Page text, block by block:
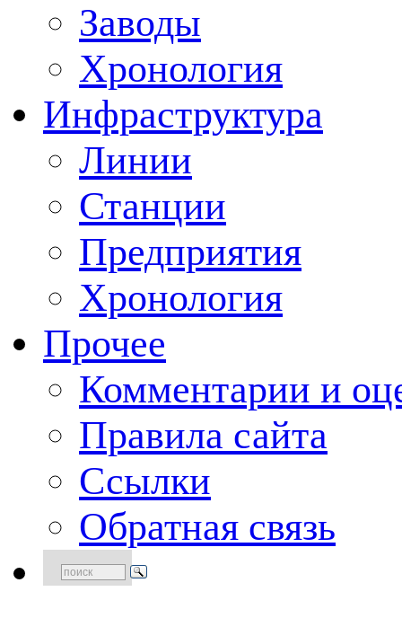
Заводы
Хронология
Инфраструктура
Линии
Станции
Предприятия
Хронология
Прочее
Комментарии и
Правила сайта
Ссылки
Обратная связь